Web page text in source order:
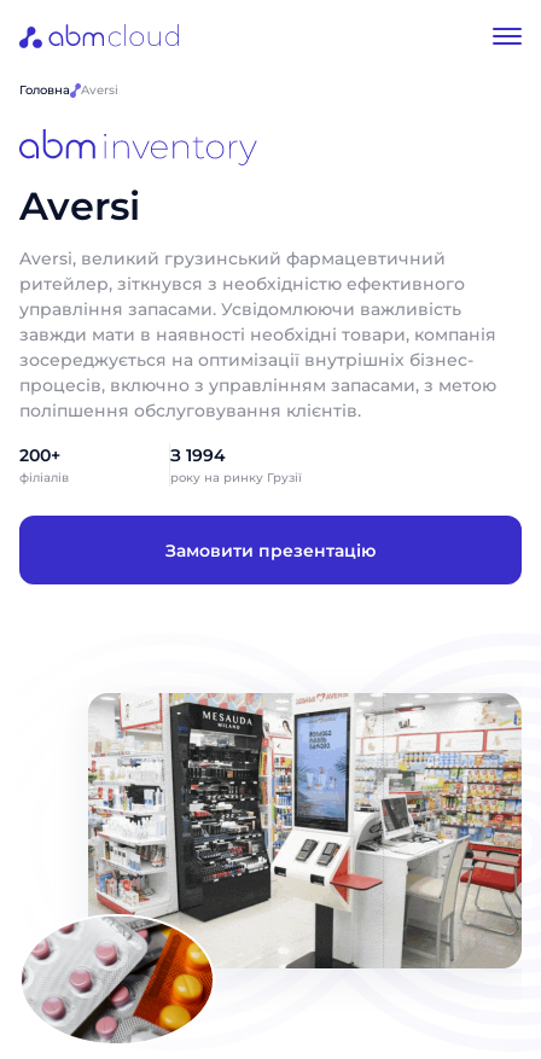
Головна Aversi
Aversi
Aversi, великий грузинський фармацевтичний
ритейлер, зіткнувся з необхідністю ефективного
управління запасами. Усвідомлюючи важливість
завжди мати в наявності необхідні товари, компанія
зосереджується на оптимізації внутрішніх бізнес-
процесів, включно з управлінням запасами, з метою
поліпшення обслуговування клієнтів.
200+
філіалів
З 1994
року на ринку Грузії
Замовити презентацію